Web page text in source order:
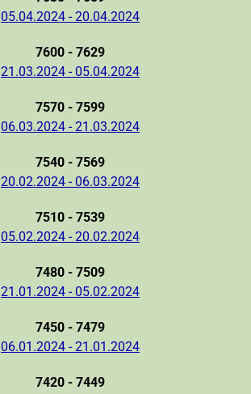
05.04.2024 - 20.04.2024
7600 - 7629
21.03.2024 - 05.04.2024
7570 - 7599
06.03.2024 - 21.03.2024
7540 - 7569
20.02.2024 - 06.03.2024
7510 - 7539
05.02.2024 - 20.02.2024
7480 - 7509
21.01.2024 - 05.02.2024
7450 - 7479
06.01.2024 - 21.01.2024
7420 - 7449